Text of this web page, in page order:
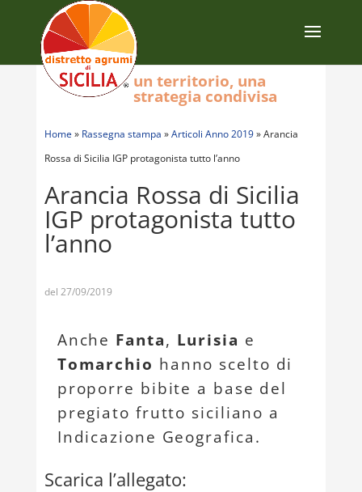
Home » Rassegna stampa »Articoli Anno 2019»Arancia
Rossa di Sicilia IGP protagonista tutto l’anno
Arancia Rossa di Sicilia
IGP protagonista tutto
l’anno
del 27/09/2019
Anche Fanta, Lurisia e
Tomarchio hanno scelto di
proporre bibite a base del
pregiato frutto siciliano a
Indicazione Geografica.
Scarica l’allegato:
un territorio, una
strategia condivisa